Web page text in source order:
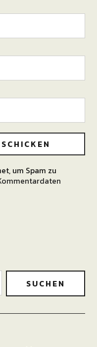
um Spam zu